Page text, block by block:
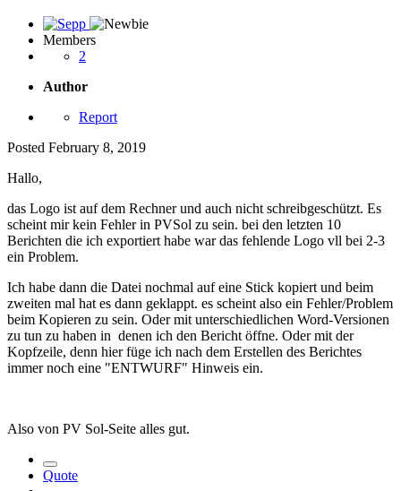
Members
2
Author
Report
Posted February 8, 2019
Hallo,
das Logo ist auf dem Rechner und auch nicht schreibgeschützt. Es
scheint mir kein Fehler in PVSol zu sein. bei den letzten 10
Berichten die ich exportiert habe war das fehlende Logo vll bei 2-3
ein Problem.
Ich habe dann die Datei nochmal auf eine Stick kopiert und beim
zweiten mal hat es dann geklappt. es scheint also ein Fehler/Problem
beim Kopieren zu sein. Oder mit unterschiedlichen Word-Versionen
zu tun zu haben in denen ich den Bericht öffne. Oder mit der
Kopfzeile, denn hier füge ich nach dem Erstellen des Berichtes
immer noch eine "ENTWURF" Hinweis ein.
Also von PV Sol-Seite alles gut.
Quote